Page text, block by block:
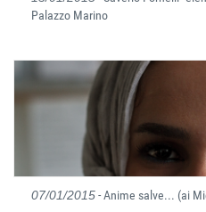
Palazzo Marino
07/01/2015- Anime salve... (ai